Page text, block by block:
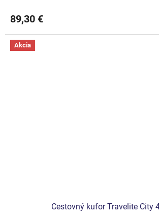
89,30 €
Akcia
Cestovný kufor Travelite City